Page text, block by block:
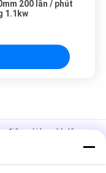
200 lần / phút
1.1kw
điện với bao bì dây
đồ uống
cho bao bì hộp bìa với